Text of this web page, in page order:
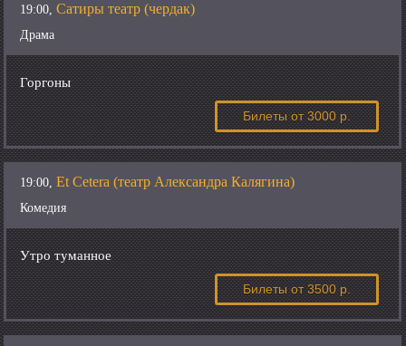
19:00,Сатиры театр (чердак)
Драма
Горгоны
Билеты от 3000 р.
19:00,Et Cetera (театр Александра Калягина)
Комедия
Утро туманное
Билеты от 3500 р.